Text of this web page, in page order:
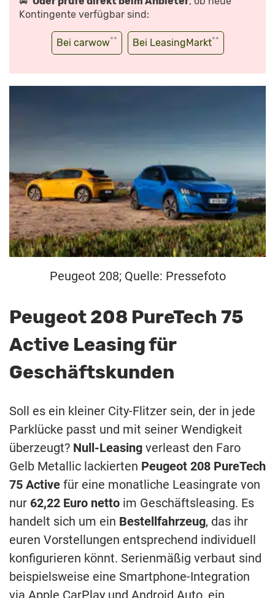
Kontingente verfügbar sind:
Bei carwow** Bei LeasingMarkt**
Peugeot 208; Quelle: Pressefoto
Peugeot 208 PureTech 75
Active Leasing für
Geschäftskunden
Soll es ein kleiner City-Flitzer sein, der in jede
Parklücke passt und mit seiner Wendigkeit
überzeugt? Null-Leasing verleast den Faro
Gelb Metallic lackierten Peugeot 208 PureTech
75 Active für eine monatliche Leasingrate von
nur 62,22 Euro netto im Geschäftsleasing. Es
handelt sich um ein Bestellfahrzeug, das ihr
euren Vorstellungen entsprechend individuell
konfigurieren könnt. Serienmäßig verbaut sind
beispielsweise eine Smartphone-Integration
via Apple CarPlay und Android Auto, ein